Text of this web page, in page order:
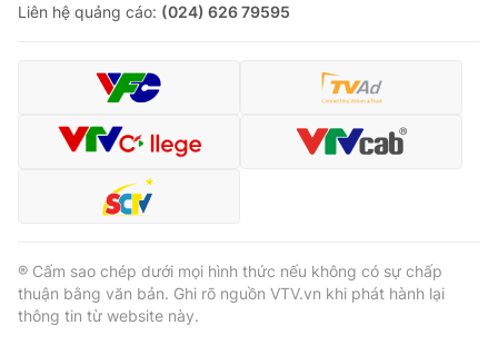
Liên hệ quảng cáo: (024) 626 79595
® Cấm sao chép dưới mọi hình thức nếu không có sự chấp
thuận bằng văn bản. Ghi rõ nguồn VTV.vn khi phát hành lại
thông tin từ website này.